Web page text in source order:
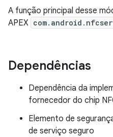
A função principal desse
APEX
Dependências
Dependência da
fornecedor do chip
Elemento de
de serviço seguro